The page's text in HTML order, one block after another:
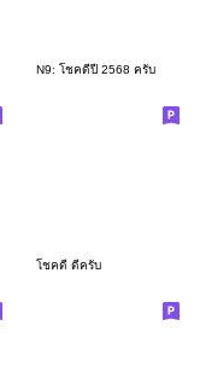
N9: โชคดีปี 2568 ครับ
โชคดี ดีครับ